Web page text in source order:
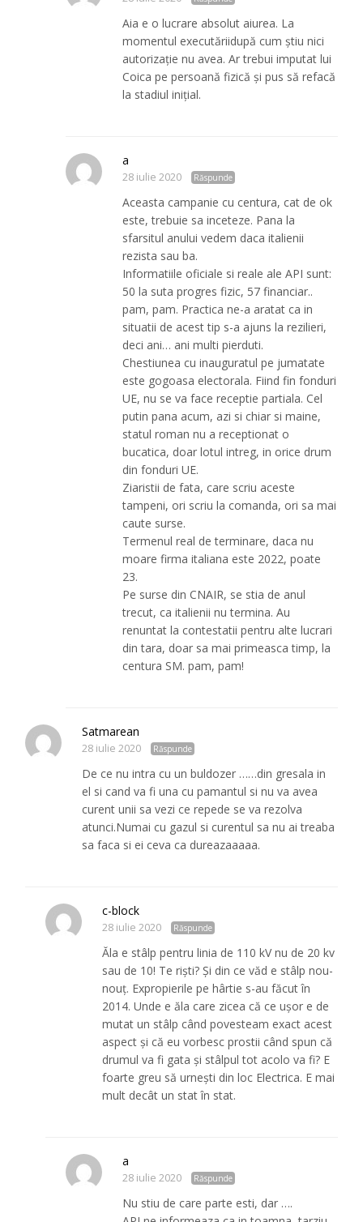
Aia e o lucrare absolut aiurea. La
momentul executăriidupă cum știu nici
autorizație nu avea. Ar trebui imputat lui
Coica pe persoană fizică și pus să refacă
la stadiul inițial.
a
28 iulie 2020 Răspunde
Aceasta campanie cu centura, cat de ok
este, trebuie sa inceteze. Pana la
sfarsitul anului vedem daca italienii
rezista sau ba.
Informatiile oficiale si reale ale API sunt:
50 la suta progres fizic, 57 financiar..
pam, pam. Practica ne-a aratat ca in
situatii de acest tip s-a ajuns la rezilieri,
deci ani… ani multi pierduti.
Chestiunea cu inauguratul pe jumatate
este gogoasa electorala. Fiind fin fonduri
UE, nu se va face receptie partiala. Cel
putin pana acum, azi si chiar si maine,
statul roman nu a receptionat o
bucatica, doar lotul intreg, in orice drum
din fonduri UE.
Ziaristii de fata, care scriu aceste
tampeni, ori scriu la comanda, ori sa mai
caute surse.
Termenul real de terminare, daca nu
moare firma italiana este 2022, poate
23.
Pe surse din CNAIR, se stia de anul
trecut, ca italienii nu termina. Au
renuntat la contestatii pentru alte lucrari
din tara, doar sa mai primeasca timp, la
centura SM. pam, pam!
Satmarean
28 iulie 2020 Răspunde
De ce nu intra cu un buldozer ……din gresala in
el si cand va fi una cu pamantul si nu va avea
curent unii sa vezi ce repede se va rezolva
atunci.Numai cu gazul si curentul sa nu ai treaba
sa faca si ei ceva ca dureazaaaaa.
c-block
28 iulie 2020 Răspunde
Ăla e stâlp pentru linia de 110 kV nu de 20 kv
sau de 10! Te riști? Și din ce văd e stâlp nou-
nouț. Expropierile pe hârtie s-au făcut în
2014. Unde e ăla care zicea că ce ușor e de
mutat un stâlp când povesteam exact acest
aspect și că eu vorbesc prostii când spun că
drumul va fi gata și stâlpul tot acolo va fi? E
foarte greu să urnești din loc Electrica. E mai
mult decât un stat în stat.
a
28 iulie 2020 Răspunde
Nu stiu de care parte esti, dar ….